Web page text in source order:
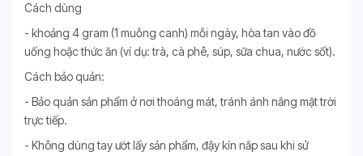
Cách dùng
- khoảng 4 gram (1 muỗng canh) mỗi ngày, hòa tan vào đồ
uống hoặc thức ăn (ví dụ: trà, cà phê, súp, sữa chua, nước sốt).
Cách bảo quản:
- Bảo quản sản phẩm ở nơi thoáng mát, tránh ánh nắng mặt trời
trực tiếp.
- Không dùng tay ướt lấy sản phẩm, đậy kín nắp sau khi sử